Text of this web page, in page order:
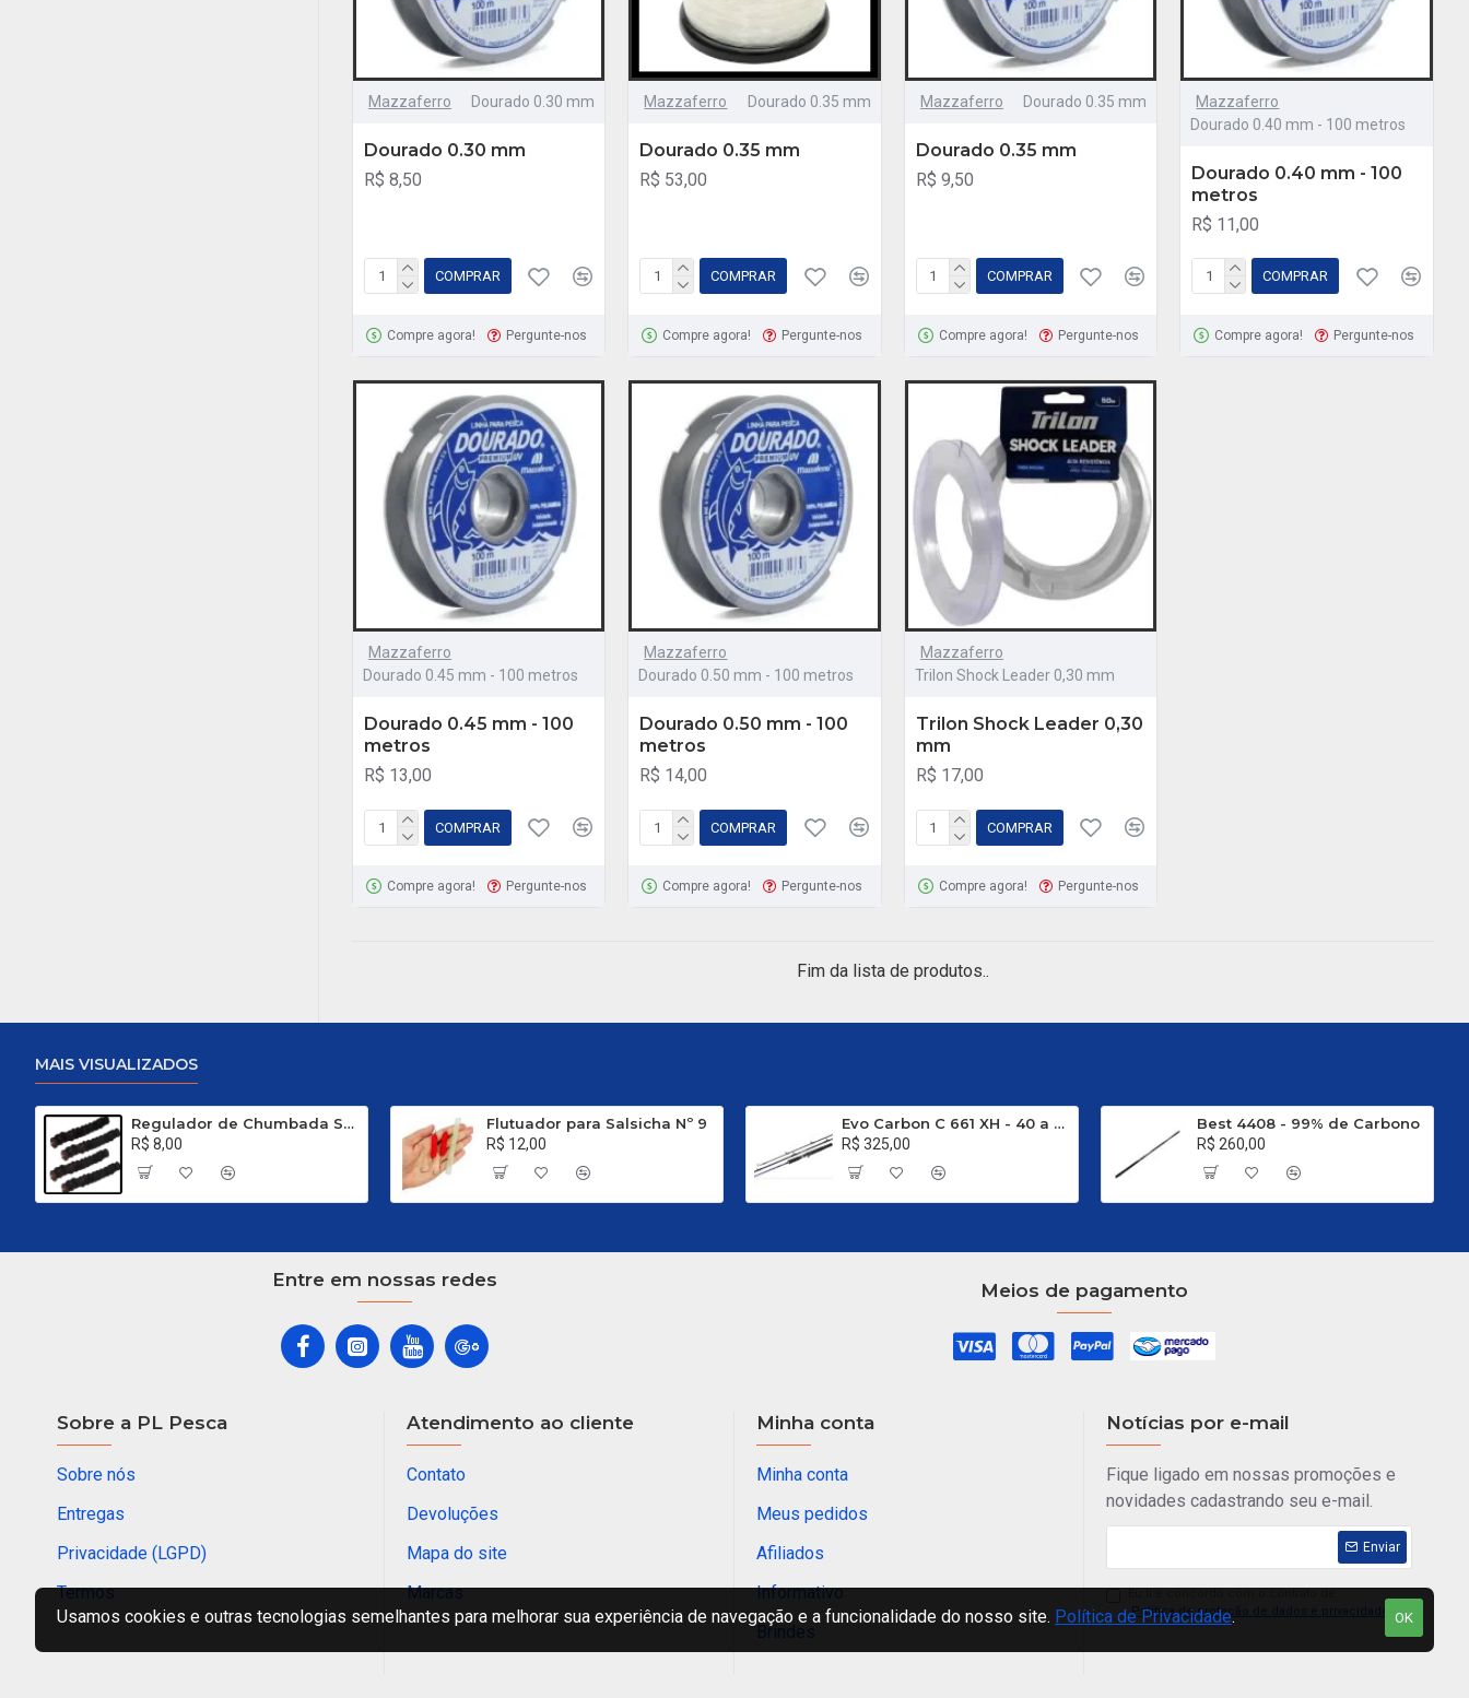
Mazzaferro Dourado 0.30 mm
Dourado 0.30 mm
R$ 8,50
COMPRAR
Compre agora! Pergunte-nos
Mazzaferro Dourado 0.35 mm
Dourado 0.35 mm
R$ 53,00
COMPRAR
Compre agora! Pergunte-nos
Mazzaferro Dourado 0.35 mm
Dourado 0.35 mm
R$ 9,50
COMPRAR
Compre agora! Pergunte-nos
Mazzaferro
Dourado 0.40 mm - 100 metros
Dourado 0.40 mm - 100
metros
R$ 11,00
COMPRAR
Compre agora! Pergunte-nos
Mazzaferro
Dourado 0.45 mm - 100 metros
Dourado 0.45 mm - 100
metros
R$ 13,00
COMPRAR
Compre agora! Pergunte-nos
Mazzaferro
Dourado 0.50 mm - 100 metros
Dourado 0.50 mm - 100
metros
R$ 14,00
COMPRAR
Compre agora! Pergunte-nos
Mazzaferro
Trilon Shock Leader 0,30 mm
Trilon Shock Leader 0,30
mm
R$ 17,00
COMPRAR
Compre agora! Pergunte-nos
Fim da lista de produtos..
MAIS VISUALIZADOS
Regulador de Chumbada STOP Nº 1
R$ 8,00
Flutuador para Salsicha Nº 9
R$ 12,00
Evo Carbon C 661 XH - 40 a 80 Libras
R$ 325,00
Best 4408 - 99% de Carbono
R$ 260,00
Entre em nossas redes
Meios de pagamento
Sobre a PL Pesca
Sobre nós
Entregas
Privacidade (LGPD)
Termos
Atendimento ao cliente
Contato
Devoluções
Mapa do site
Marcas
Minha conta
Minha conta
Meus pedidos
Afiliados
Informativo
Brindes
Notícias por e-mail
Fique ligado em nossas promoções e
novidades cadastrando seu e-mail.
Enviar
Política de proteção de dados e privacidade
OK
Usamos cookies e outras tecnologias semelhantes para melhorar sua experiência de navegação e a funcionalidade do nosso site. Política de Privacidade.